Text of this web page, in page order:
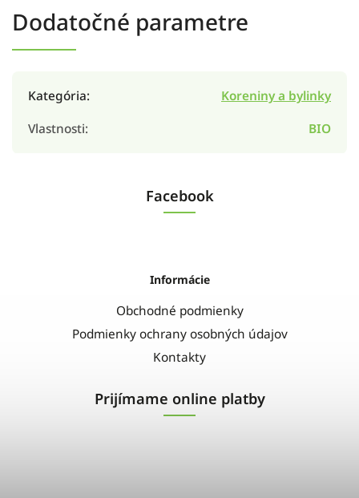
Dodatočné parametre
Kategória:
Koreniny a bylinky
Vlastnosti: BIO
Facebook
Informácie
Obchodné podmienky
Podmienky ochrany osobných údajov
Kontakty
Prijímame online platby